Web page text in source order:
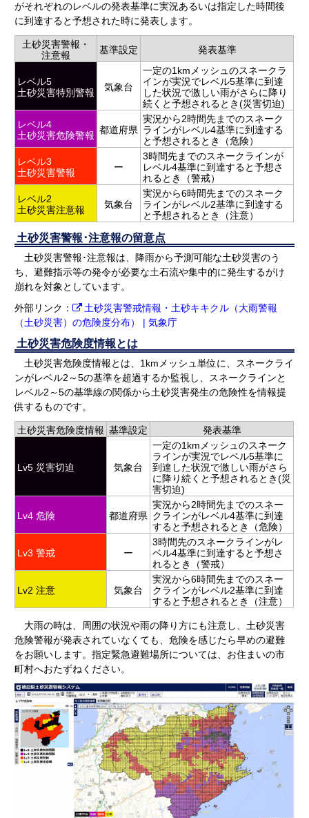
がそれぞれのレベルの発表基準に実況あるいは指定した時間後
に到達すると予想された時に発表します。
土砂災害警報・
注意報
基準設定 発表基準
レベル5
土砂災害特別警報
気象台
一定の1kmメッシュのスネークラ
インが実況でレベル5基準に到達
した状況で激しい雨がさらに降り
続くと予想されるとき(災害切迫)
レベル4
土砂災害危険警報 都道府県
実況から2時間先までのスネーク
ラインがレベル4基準に到達する
と予想されるとき（危険）
レベル3
土砂災害警報
ー
3時間先までのスネークラインが
レベル4基準に到達すると予想さ
れるとき（警戒）
レベル2
土砂災害注意報
気象台
実況から6時間先までのスネーク
ラインがレベル2基準に到達する
と予想されるとき（注意）
土砂災害警報･注意報の留意点
土砂災害警報･注意報は、降雨から予測可能な土砂災害のう
ち、避難指示等の発令が必要な土石流や集中的に発生するがけ
崩れを対象としています。
外部リンク：
土砂災害警戒情報・土砂キキクル（大雨警報
（土砂災害）の危険度分布） | 気象庁
土砂災害危険度情報とは
土砂災害危険度情報とは、1kmメッシュ単位に、スネークライ
ンがレベル2～5の基準を超過するか監視し、スネークラインと
レベル2～5の基準線の関係から土砂災害発生の危険性を情報提
供するものです。
土砂災害危険度情報 基準設定 発表基準
Lv5 災害切迫 気象台
一定の1kmメッシュのスネーク
ラインが実況でレベル5基準に
到達した状況で激しい雨がさら
に降り続くと予想されるとき(災
害切迫)
Lv4 危険 都道府県
実況から2時間先までのスネー
クラインがレベル4基準に到達
すると予想されるとき（危険）
Lv3 警戒 ー
3時間先のスネークラインがレ
ベル4基準に到達すると予想さ
れるとき（警戒）
Lv2 注意 気象台
実況から6時間先までのスネー
クラインがレベル2基準に到達
すると予想されるとき（注意）
大雨の時は、周囲の状況や雨の降り方にも注意し、土砂災害
危険警報が発表されていなくても、危険を感じたら早めの避難
をお願いします。指定緊急避難場所については、お住まいの市
町村へおたずねください。